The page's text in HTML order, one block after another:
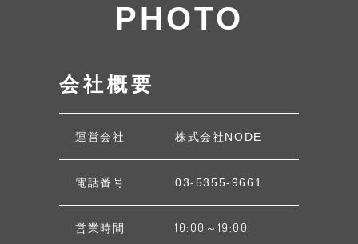
PHOTO
会社概要
運営会社 株式会社NODE
電話番号 03-5355-9661
営業時間 10:00～19:00